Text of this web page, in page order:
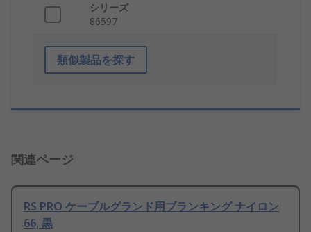
シリーズ
86597
類似製品を探す
関連ページ
RS PRO ケーブルグランド用ブランキング ナイロン
66, 黒